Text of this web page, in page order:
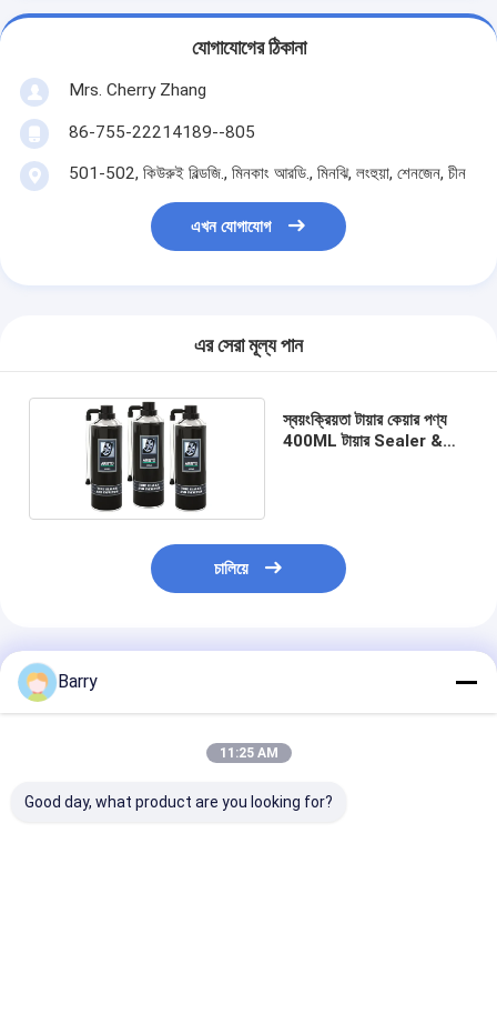
যোগাযোগের ঠিকানা
Mrs. Cherry Zhang
86-755-22214189--805
501-502, কিউরুই বিল্ডজি., মিনকাং আরডি., মিনঝি, লংহুয়া, শেনজেন, চীন
এখন যোগাযোগ
এর সেরা মূল্য পান
স্বয়ংক্রিয়তা টায়ার কেয়ার পণ্য
400ML টায়ার Sealer &
চালিয়ে
প্রস্তাবিত পণ্য
Barry
11:25 AM
Good day, what product are you looking for?